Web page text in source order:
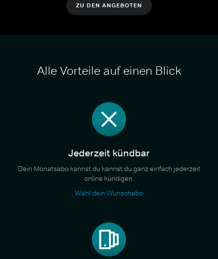
ZU DEN ANGEBOTEN
Alle Vorteile auf einen Blick
Jederzeit kündbar
Dein Monatsabo kannst du kannst du ganz einfach jederzeit
online kündigen.
Wähl dein Wunschabo